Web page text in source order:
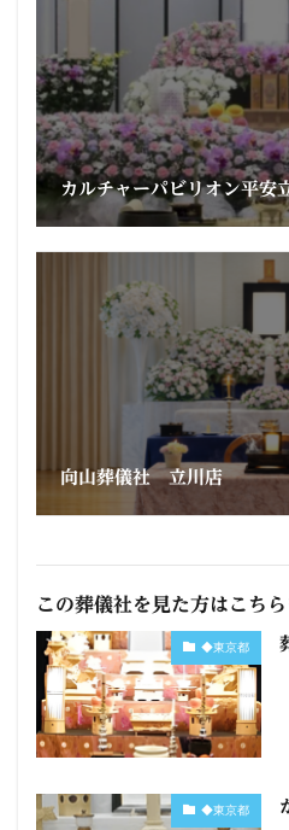
カルチャーパビリオン平安
向山葬儀社 立川店
この葬儀社を見た方はこち
◆東京都
◆東京都